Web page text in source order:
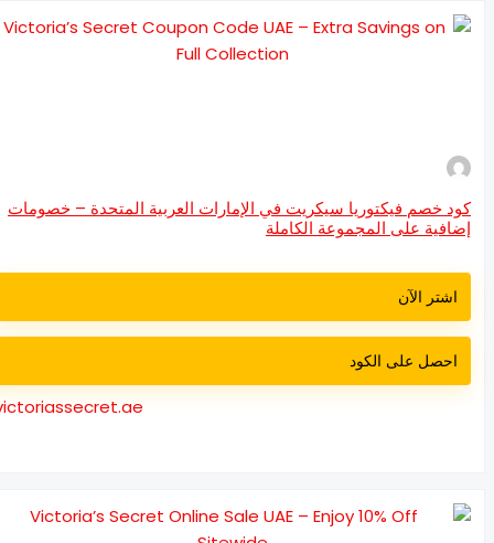
خصم فيكتوريا سيكريت في الإمارات العربية المتحدة – خصومات
على المجموعة الكاملة
اشتر الآن
احصل على الكود
victoriassecret.ae